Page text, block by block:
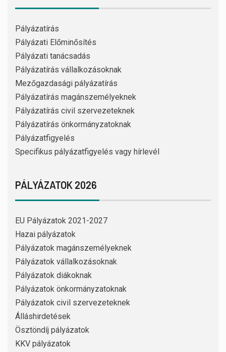
Pályázatírás
Pályázati Előminősítés
Pályázati tanácsadás
Pályázatírás vállalkozásoknak
Mezőgazdasági pályázatírás
Pályázatírás magánszemélyeknek
Pályázatírás civil szervezeteknek
Pályázatírás önkormányzatoknak
Pályázatfigyelés
Specifikus pályázatfigyelés vagy hírlevél
PÁLYÁZATOK 2026
EU Pályázatok 2021-2027
Hazai pályázatok
Pályázatok magánszemélyeknek
Pályázatok vállalkozásoknak
Pályázatok diákoknak
Pályázatok önkormányzatoknak
Pályázatok civil szervezeteknek
Álláshirdetések
Ösztöndíj pályázatok
KKV pályázatok